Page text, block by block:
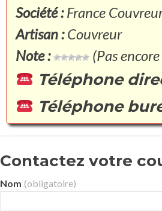
Société :France
Artisan :Couvreur
Note :
(Pas
Téléphone
Téléphone
Contactez votre
Nom (obligatoire)